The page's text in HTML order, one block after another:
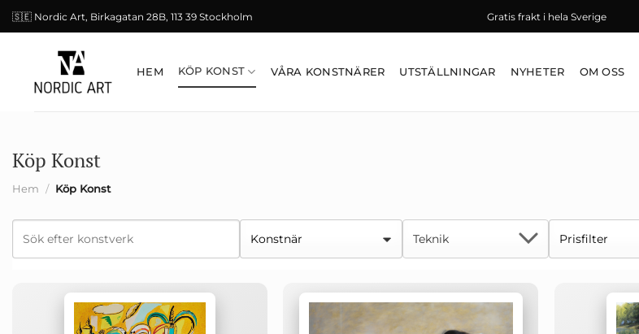
Skip
to
🇸🇪 Nordic Art, Birkagatan 28B, 113 39 Stockholm Gratis frakt i hela Sverige
HEM KÖP KONST VÅRA KONSTNÄRER UTSTÄLLNINGAR NYHETER OM OSS
Köp Konst
Hem / Köp Konst